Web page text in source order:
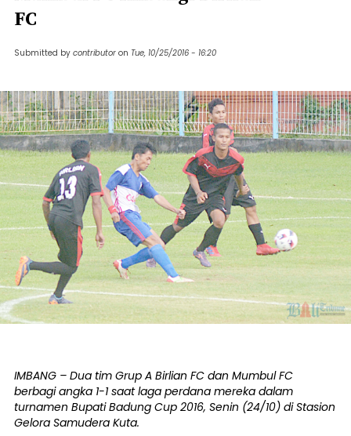
FC
Submitted by contributor on Tue, 10/25/2016 - 16:20
IMBANG – Dua tim Grup A Birlian FC dan Mumbul FC
berbagi angka 1-1 saat laga perdana mereka dalam
turnamen Bupati Badung Cup 2016, Senin (24/10) di Stasion
Gelora Samudera Kuta.